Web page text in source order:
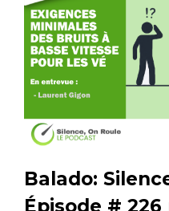
Balado:
Épisode #